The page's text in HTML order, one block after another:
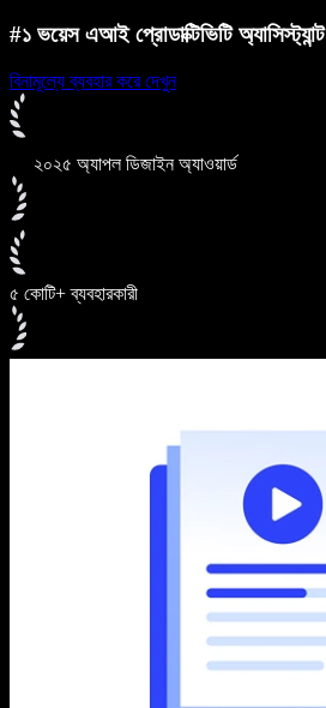
#১ ভয়েস এআই প্রোডাক্টিভিটি অ্যাসিস্ট্যান্ট
বিনামূল্যে ব্যবহার করে দেখুন
২০২৫ অ্যাপল ডিজাইন অ্যাওয়ার্ড
৫ কোটি+ ব্যবহারকারী